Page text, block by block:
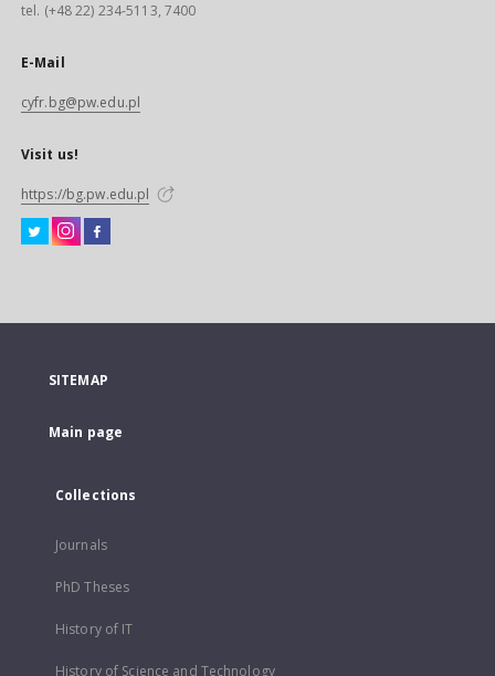
tel. (+48 22) 234-5113, 7400
E-Mail
cyfr.bg@pw.edu.pl
Visit us!
https://bg.pw.edu.pl
SITEMAP
Main page
Collections
Journals
PhD Theses
History of IT
History of Science and Technology